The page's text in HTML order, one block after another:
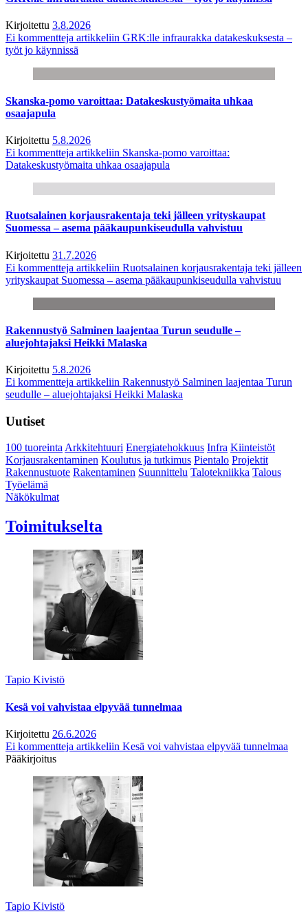
Kirjoitettu 3.8.2026
Ei kommentteja artikkeliin GRK:lle infraurakka datakeskuksesta –
työt jo käynnissä
Skanska-pomo varoittaa: Datakeskustyömaita uhkaa
osaajapula
Kirjoitettu 5.8.2026
Ei kommentteja artikkeliin Skanska-pomo varoittaa:
Datakeskustyömaita uhkaa osaajapula
Ruotsalainen korjausrakentaja teki jälleen yrityskaupat
Suomessa – asema pääkaupunkiseudulla vahvistuu
Kirjoitettu 31.7.2026
Ei kommentteja artikkeliin Ruotsalainen korjausrakentaja teki jälleen
yrityskaupat Suomessa – asema pääkaupunkiseudulla vahvistuu
Rakennustyö Salminen laajentaa Turun seudulle –
aluejohtajaksi Heikki Malaska
Kirjoitettu 5.8.2026
Ei kommentteja artikkeliin Rakennustyö Salminen laajentaa Turun
seudulle – aluejohtajaksi Heikki Malaska
Uutiset
100 tuoreintaArkkitehtuuri Energiatehokkuus Infra Kiinteistöt
Korjausrakentaminen Koulutus ja tutkimus Pientalo Projektit
Rakennustuote Rakentaminen Suunnittelu Talotekniikka Talous
Työelämä
Näkökulmat
Toimitukselta
Tapio Kivistö
Kesä voi vahvistaa elpyvää tunnelmaa
Kirjoitettu 26.6.2026
Ei kommentteja artikkeliin Kesä voi vahvistaa elpyvää tunnelmaa
Pääkirjoitus
Tapio Kivistö